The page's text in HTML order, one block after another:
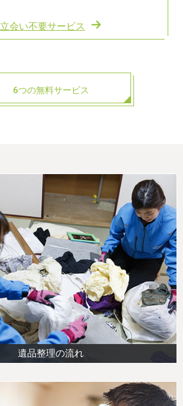
立会い不要サービス
6つの無料サービス
遺品整理の流れ